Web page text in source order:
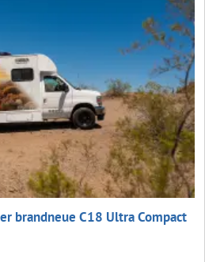
brandneue C18 Ultra Compact